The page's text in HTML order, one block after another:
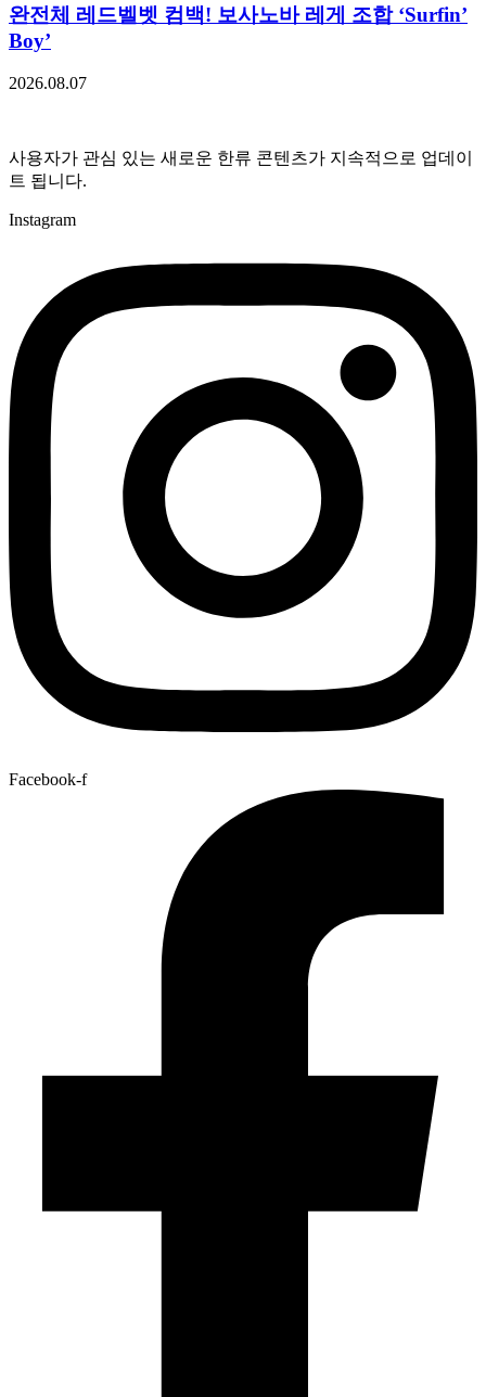
완전체 레드벨벳 컴백! 보사노바 레게 조합 ‘Surfin’
Boy’
2026.08.07
사용자가 관심 있는 새로운 한류 콘텐츠가 지속적으로 업데이
트 됩니다.
Instagram
Facebook-f